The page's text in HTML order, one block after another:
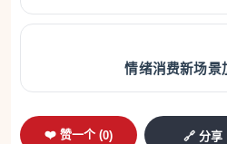
情绪消费新场景
❤️ 赞一个 (0) 🔗 分享